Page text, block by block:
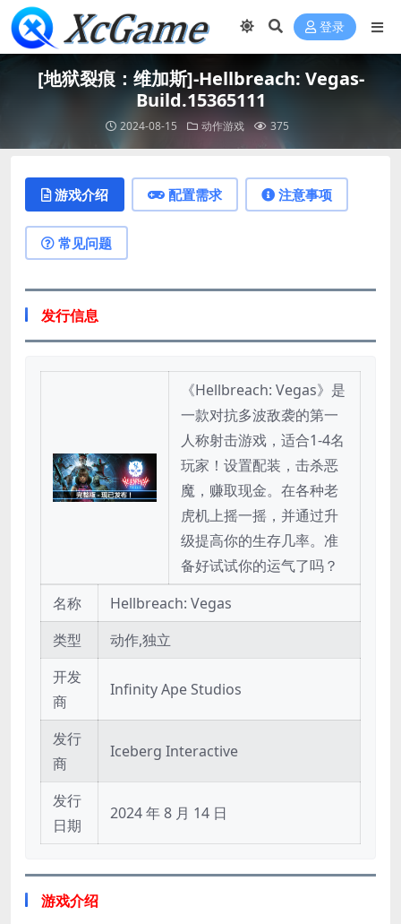
登录
[地狱裂痕：维加斯]-Hellbreach: Vegas-
Build.15365111
2024-08-15 动作游戏 375
游戏介绍 配置需求 注意事项
常见问题
发行信息
《Hellbreach: Vegas》是
一款对抗多波敌袭的第一
人称射击游戏，适合1-4名
玩家！设置配装，击杀恶
魔，赚取现金。在各种老
虎机上摇一摇，并通过升
级提高你的生存几率。准
备好试试你的运气了吗？
名称
Hellbreach: Vegas
类型
动作,独立
开发
商
Infinity Ape Studios
发行
商
Iceberg Interactive
发行
日期
2024 年 8 月 14 日
游戏介绍